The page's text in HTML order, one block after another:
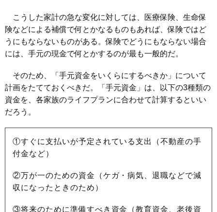
こうした家計の急な変化に対しては、医療保険、生命保
険などによる補償で何とかなるものもあれば、保険ではど
うにもならないものがある。保険でどうにもならない場合
には、手元の現金で何とかするのが最も一般的だ。
そのため、「手元資金をいくらにするべきか」について
計画をたてておくべきだ。「手元資金」は、以下の3種類の
資金を、各家族のライフプランに合わせて計算するといい
だろう。
①すぐに支払いが予定されている支出（不動産の手
付金など）
②万が一のための資金（ケガ・病気、退職などで減
収になったときのため）
③将来のために準備すべき資金（教育資金、老後資